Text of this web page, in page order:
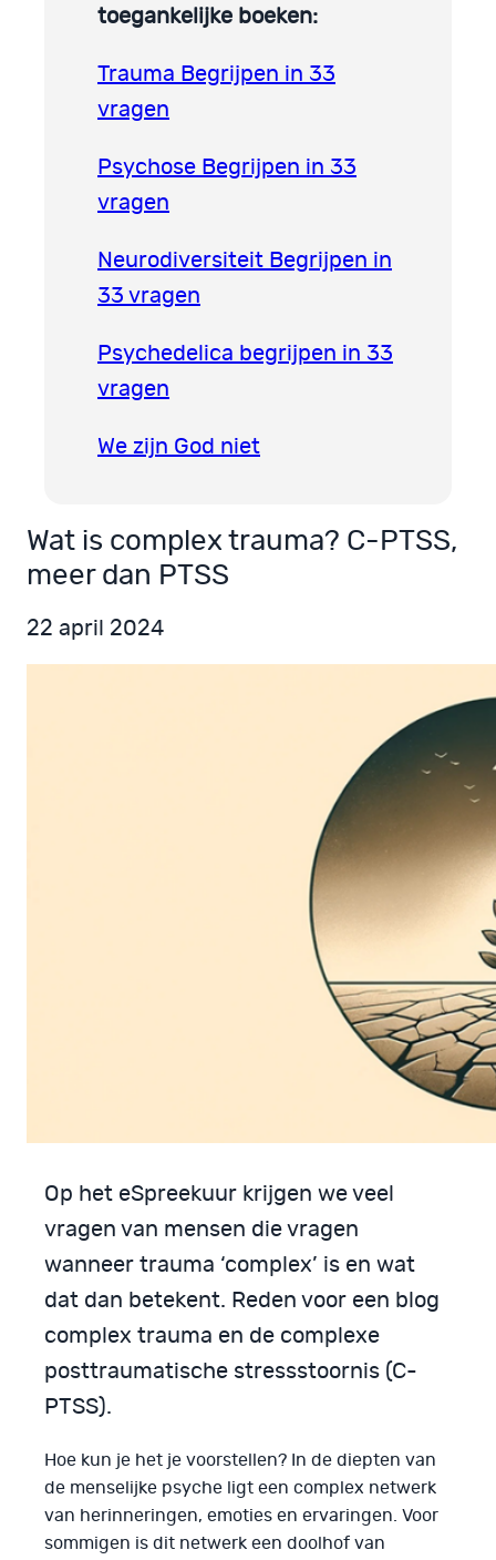
toegankelijke boeken:
Trauma Begrijpen in 33
vragen
Psychose Begrijpen in 33
vragen
Neurodiversiteit Begrijpen in
33 vragen
Psychedelica begrijpen in 33
vragen
We zijn God niet
Wat is complex trauma? C-PTSS,
meer dan PTSS
22 april 2024
Op het eSpreekuur krijgen we veel
vragen van mensen die vragen
wanneer trauma ‘complex’ is en wat
dat dan betekent. Reden voor een blog
complex trauma en de complexe
posttraumatische stressstoornis (C-
PTSS).
Hoe kun je het je voorstellen? In de diepten van
de menselijke psyche ligt een complex netwerk
van herinneringen, emoties en ervaringen. Voor
sommigen is dit netwerk een doolhof van